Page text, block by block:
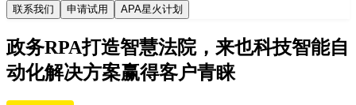
联系我们 申请试用 APA星火计划
政务RPA打造智慧法院，来也科技智能自
动化解决方案赢得客户青睐